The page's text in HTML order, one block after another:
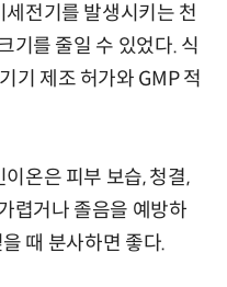
전기를 발생시키는 천
기를 줄일 수 있었다. 식
기 제조 허가와 GMP 적
온은 피부 보습, 청결,
렵거나 졸음을 예방하
때 분사하면 좋다.